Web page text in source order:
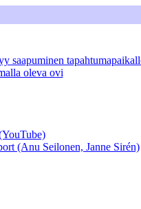
saapuminen
oleva ovi
(Anu Seilonen, Janne Sirén)